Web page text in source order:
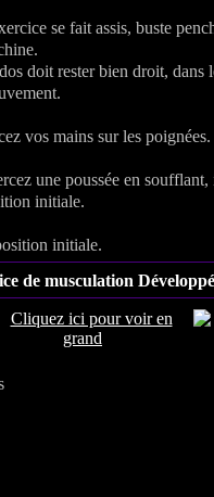
se fait assis, buste
doit rester bien droit, dans
vos mains sur les poignées.
une poussée en
initiale.
initiale.
de musculation